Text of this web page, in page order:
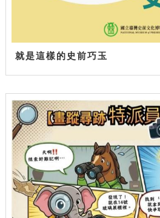
就是這樣的史前巧玉